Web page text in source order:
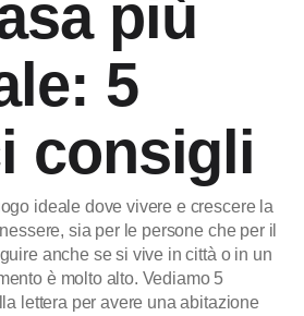
più
5
consigli
ideale dove vivere e crescere la
sia per le persone che per il
anche se si vive in città o in un
è molto alto. Vediamo 5
lettera per avere una abitazione